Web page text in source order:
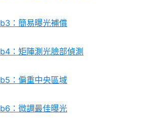
b3：簡易曝光補償
b4：矩陣測光臉部偵測
b5：偏重中央區域
b6：微調最佳曝光